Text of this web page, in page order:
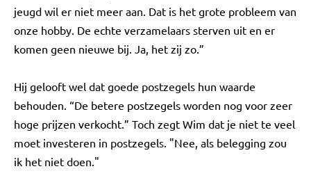
jeugd wil er niet meer aan. Dat is het grote probleem van
onze hobby. De echte verzamelaars sterven uit en er
komen geen nieuwe bij. Ja, het zij zo.”
Hij gelooft wel dat goede postzegels hun waarde
behouden. “De betere postzegels worden nog voor zeer
hoge prijzen verkocht.” Toch zegt Wim dat je niet te veel
moet investeren in postzegels. "Nee, als belegging zou
ik het niet doen."